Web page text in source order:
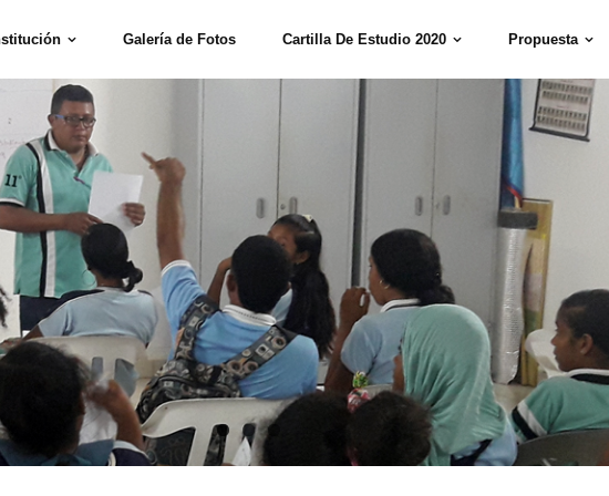
Galería de Fotos Cartilla De Estudio 2020 Propuesta